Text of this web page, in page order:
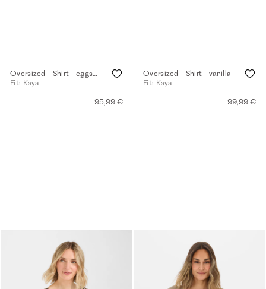
Oversized - Shirt - eggshell
Fit: Kaya
95,99 €
Oversized - Shirt - vanilla
Fit: Kaya
99,99 €